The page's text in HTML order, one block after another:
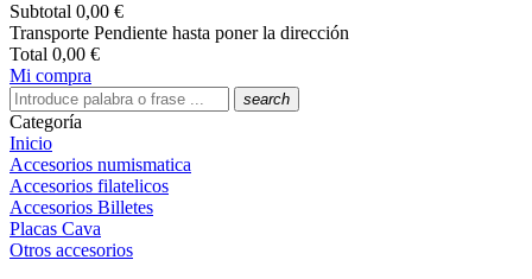
Subtotal 0,00 €
Transporte Pendiente hasta poner la dirección
Total 0,00 €
Mi compra
search
Categoría
Inicio
Accesorios numismatica
Accesorios filatelicos
Accesorios Billetes
Placas Cava
Otros accesorios